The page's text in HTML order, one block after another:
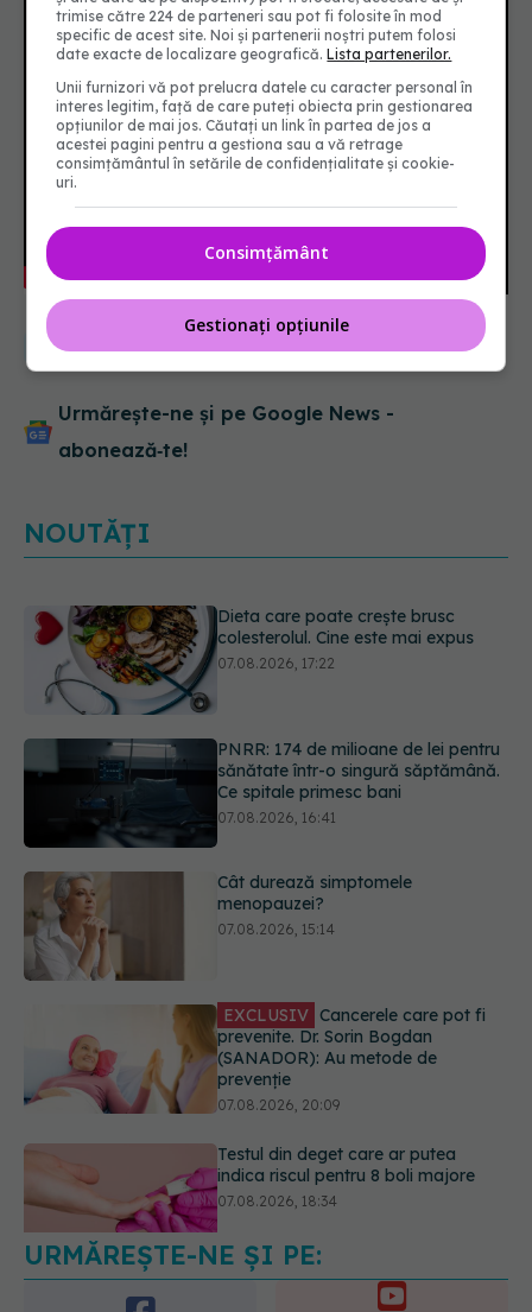
cnas fonduri asigurari de sanatate peretianu
Urmărește-ne și pe Google News -
abonează‑te!
NOUTĂȚI
Dieta care poate crește brusc
colesterolul. Cine este mai expus
07.08.2026, 17:22
PNRR: 174 de milioane de lei pentru
sănătate într-o singură săptămână.
Ce spitale primesc bani
07.08.2026, 16:41
Cât durează simptomele
menopauzei?
07.08.2026, 15:14
EXCLUSIV Cancerele care pot fi
prevenite. Dr. Sorin Bogdan
(SANADOR): Au metode de
prevenție
07.08.2026, 20:09
Testul din deget care ar putea
indica riscul pentru 8 boli majore
07.08.2026, 18:34
URMĂREȘTE-NE ȘI PE:
trimise către 224 de parteneri sau pot fi folosite în mod
specific de acest site. Noi și partenerii noștri putem folosi
date exacte de localizare geografică.Lista partenerilor.
Unii furnizori vă pot prelucra datele cu caracter personal în
interes legitim, față de care puteți obiecta prin gestionarea
opțiunilor de mai jos. Căutați un link în partea de jos a
acestei pagini pentru a gestiona sau a vă retrage
consimțământul în setările de confidențialitate și cookie-
uri.
Consimțământ
Gestionați opțiunile